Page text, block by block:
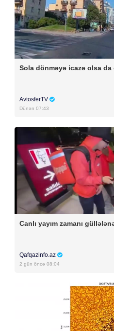
Sola dönməyə icazə olsa da
AvtosferTV
Dünən 07:43
Canlı yayım zamanı
Qafqazinfo.az
2 gün öncə 08:04